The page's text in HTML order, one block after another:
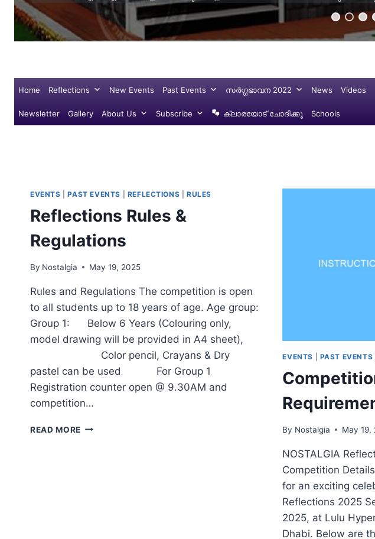
Home Reflections New Events Past Events സർഗ്ഗഭാവന 2022 News Videos
Newsletter Gallery About Us Subscribe ക്ലാരയോട് ചോദിക്കൂ Schools
EVENTS |PAST EVENTS REFLECTIONS |RULES
Reflections Rules &
Regulations
By Nostalgia May 19, 2025
Rules and Regulations The competition is open
to all students up to 18 years of age. Age group:
Group 1: Below 6 Years (Colouring only,
model drawing will be provided in A4 sheet),
Color pencil, Crayans & Dry
pastel can be used For Group 1
Registration counter open @ 9.30AM and
competition…
READ MORE REFLECTIONS
EVENTS PAST EVENTS
By Nostalgia May 19,
NOSTALGIA
Competition
for an exciting
Reflections 2025
2025, at Lulu
Dhabi. Below are